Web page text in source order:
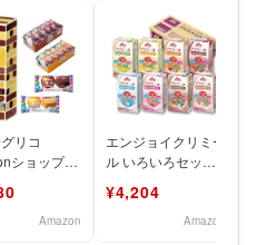
グリコ
ショップ限
養食セット
Amazon
エンジョイクリミー
ル いろいろセット
ト (ヨーグルト
¥4,204
Amazon